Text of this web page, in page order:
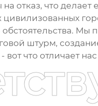
отказ, что
цивилизованных
штурм,
вот что отличает